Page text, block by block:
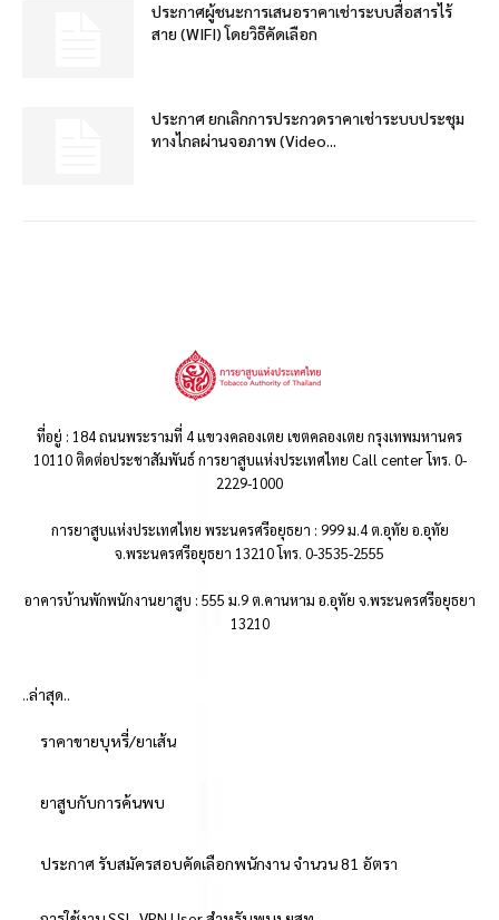
ประกาศผู้ชนะการเสนอราคาเช่าระบบสื่อสารไร้
สาย (WIFI) โดยวิธีคัดเลือก
ประกาศ ยกเลิกการประกวดราคาเช่าระบบประชุม
ทางไกลผ่านจอภาพ (Video...
ที่อยู่ : 184 ถนนพระรามที่ 4 แขวงคลองเตย เขตคลองเตย กรุงเทพมหานคร
10110 ติดต่อประชาสัมพันธ์ การยาสูบแห่งประเทศไทย Call center โทร. 0-
2229-1000
การยาสูบแห่งประเทศไทย พระนครศรีอยุธยา : 999 ม.4 ต.อุทัย อ.อุทัย
จ.พระนครศรีอยุธยา 13210 โทร. 0-3535-2555
อาคารบ้านพักพนักงานยาสูบ : 555 ม.9 ต.คานหาม อ.อุทัย จ.พระนครศรีอยุธยา
13210
..ล่าสุด..
ราคาขายบุหรี่/ยาเส้น
ยาสูบกับการค้นพบ
ประกาศ รับสมัครสอบคัดเลือกพนักงาน จำนวน 81 อัตรา